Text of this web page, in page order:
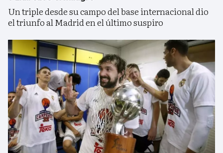
Un triple desde su campo del base internacional dio
el triunfo al Madrid en el último suspiro